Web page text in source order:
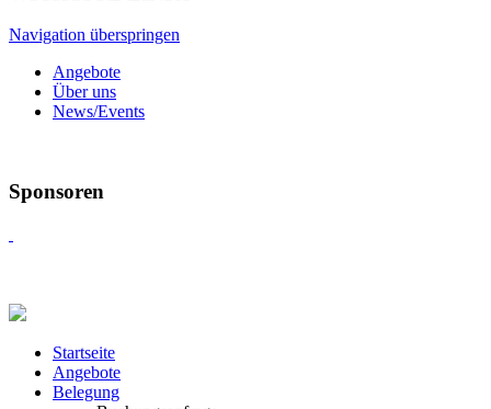
Navigation überspringen
Angebote
Über uns
News/Events
Sponsoren
Startseite
Angebote
Belegung